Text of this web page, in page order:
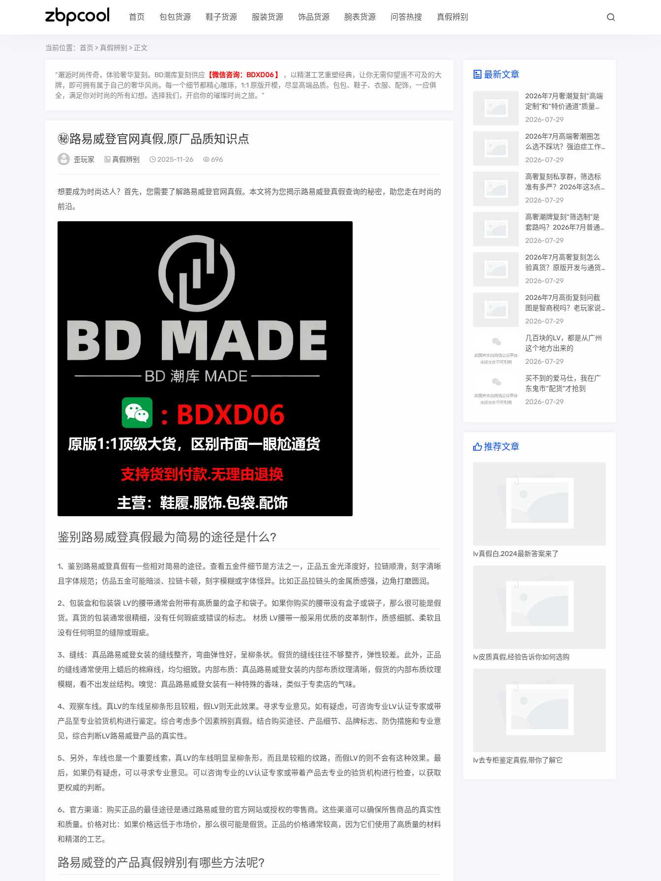
首页 包包货源 鞋子货源 服装货源 饰品货源 腕表货源 问答热搜 真假辨别
当前位置： 首页 > 真假辨别 > 正文
“邂逅时尚传奇，体验奢华复刻。BD潮库复刻供应 【微信咨询：BDXD06 】
，以精湛工艺重塑经典，让你无需仰望遥不可及的大
牌，即可拥有属于自己的奢华风尚。每一个细节都精心雕琢，1:1 原版开模，尽显高端品质。包包、鞋子、衣服、配饰，一应俱
全，满足你对时尚的所有幻想。选择我们，开启你的璀璨时尚之旅。”
㊙️路易威登官网真假,原厂品质知识点
歪玩家 真假辨别 2025-11-26 696
想要成为时尚达人？首先，您需要了解路易威登官网真假。本文将为您揭示路易威登真假查询的秘密，助您走在时尚的
前沿。
鉴别路易威登真假最为简易的途径是什么?
1、鉴别路易威登真假有一些相对简易的途径。查看五金件细节是方法之一，正品五金光泽度好，拉链顺滑，刻字清晰
且字体规范；仿品五金可能暗淡、拉链卡顿，刻字模糊或字体怪异。比如正品拉链头的金属质感强，边角打磨圆润。
2、包装盒和包装袋 LV的腰带通常会附带有高质量的盒子和袋子。如果你购买的腰带没有盒子或袋子，那么很可能是假
货。真货的包装通常很精细，没有任何瑕疵或错误的标志。 材质 LV腰带一般采用优质的皮革制作，质感细腻、柔软且
没有任何明显的缝隙或瑕疵。
3、缝线：真品路易威登女装的缝线整齐，弯曲弹性好，呈柳条状。假货的缝线往往不够整齐，弹性较差。此外，正品
的缝线通常使用上蜡后的棉麻线，均匀细致。内部布质：真品路易威登女装的内部布质纹理清晰，假货的内部布质纹理
模糊，看不出发丝结构。嗅觉：真品路易威登女装有一种特殊的香味，类似于专卖店的气味。
4、观察车线。真LV的车线呈柳条形且较粗，假LV则无此效果。寻求专业意见。如有疑虑，可咨询专业LV认证专家或带
产品至专业验货机构进行鉴定。综合考虑多个因素辨别真假。结合购买途径、产品细节、品牌标志、防伪措施和专业意
见，综合判断LV路易威登产品的真实性。
5、另外，车线也是一个重要线索，真LV的车线明显呈柳条形，而且是较粗的纹路，而假LV的则不会有这种效果。最
后，如果仍有疑虑，可以寻求专业意见。可以咨询专业的LV认证专家或带着产品去专业的验货机构进行检查，以获取
更权威的判断。
6、官方渠道：购买正品的最佳途径是通过路易威登的官方网站或授权的零售商。这些渠道可以确保所售商品的真实性
和质量。价格对比：如果价格远低于市场价，那么很可能是假货。正品的价格通常较高，因为它们使用了高质量的材料
和精湛的工艺。
路易威登的产品真假辨别有哪些方法呢?
最新文章
2026年7月奢潮复刻“高端
定制”和“特价通道”质量差
很多吗？内行人说出真相
2026-07-29
2026年7月高端奢潮圈怎
么选不踩坑？强迫症工作
室的筛选机制是真相还是
2026-07-29
高奢复刻私享群，筛选标
准有多严？2026年这3点
才是真相
2026-07-29
高奢潮牌复刻“筛选制”是
套路吗？2026年7月普通
买家能进高端群吗？
2026-07-29
2026年7月高奢复刻怎么
验真货？原版开发与通货
差距到底多大
2026-07-29
2026年7月高街复刻问截
图是智商税吗？老玩家说
出真相
2026-07-29
几百块的LV，都是从广州
这个地方出来的
2026-07-29
买不到的爱马仕，我在广
东鬼市“配货”才抢到
2026-07-29
推荐文章
lv真假白,2024最新答案来了
lv皮质真假,经验告诉你如何选购
lv去专柜鉴定真假,带你了解它